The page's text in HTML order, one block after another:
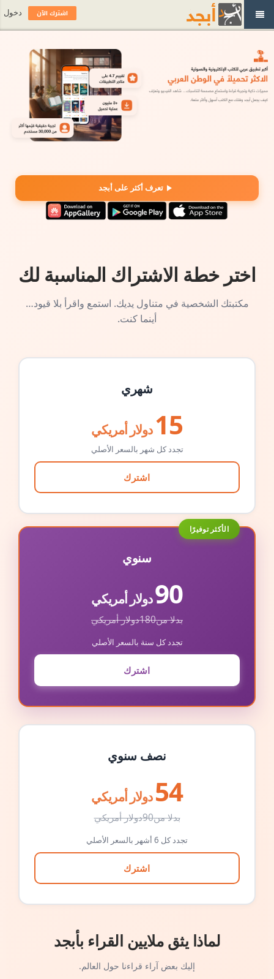
تعرف أكثر على أبجد
اختر خطة الاشتراك المناسبة لك
مكتبتك الشخصية في متناول يديك. استمع واقرأ بلا قيود…
أينما كنت.
شهري
15 دولار أمريكي
تجدد كل شهر بالسعر الأصلي
اشترك
الأكثر توفيرًا
سنوي
90دولار أمريكي
بدلا من180دولار أمريكي
تجدد كل سنة بالسعر الأصلي
اشترك
نصف سنوي
54 دولار أمريكي
بدلا من90دولار أمريكي
تجدد كل 6 أشهر بالسعر الأصلي
اشترك
لماذا يثق ملايين القراء بأبجد
إليك بعض آراء قراءنا حول العالم.
اشترك الآن دخول